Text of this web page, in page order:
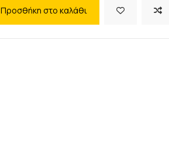
Προσθήκη στο καλάθι